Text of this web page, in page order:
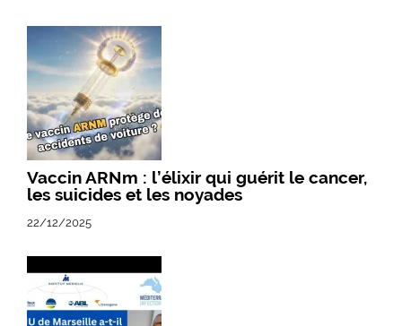
Vaccin ARNm : l’élixir qui guérit le cancer,
les suicides et les noyades
22/12/2025